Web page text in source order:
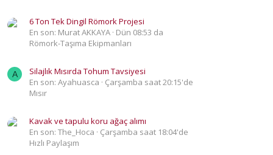
6 Ton Tek Dingil Römork Projesi
En son: Murat AKKAYA Dün 08:53 da
Römork-Taşıma Ekipmanları
A
Silajlık Mısırda Tohum Tavsiyesi
En son: Ayahuasca
Çarşamba saat 20:15'de
Mısır
Kavak ve tapulu koru ağaç alımı
En son: The_Hoca
Çarşamba saat 18:04'de
Hızlı Paylaşım